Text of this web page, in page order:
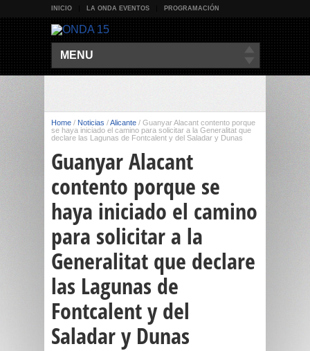
INICIO LA ONDA EVENTOS PROGRAMACIÓN
MENU
Home / Noticias /Alicante / Guanyar Alacant contento porque
se haya iniciado el camino para solicitar a la Generalitat que
declare las Lagunas de Fontcalent y del Saladar y Dunas
Guanyar Alacant
contento porque se
haya iniciado el camino
para solicitar a la
Generalitat que declare
las Lagunas de
Fontcalent y del
Saladar y Dunas